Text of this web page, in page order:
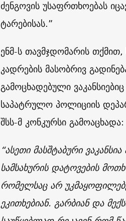
ძენგოვის უსაფრთხოებას
ტარებისას.”
ენმ-ს თავმჯდომარის
კადრების მასობრივ
გამოცხადებული
საპატრულო პოლიციის
შსს-მ კონკურსი გამოაცხადა:
“ასეთი მასშტაბური
სამსახურის დატოვების
რომელსაც არ
ეკითხებიან. გარბიან და